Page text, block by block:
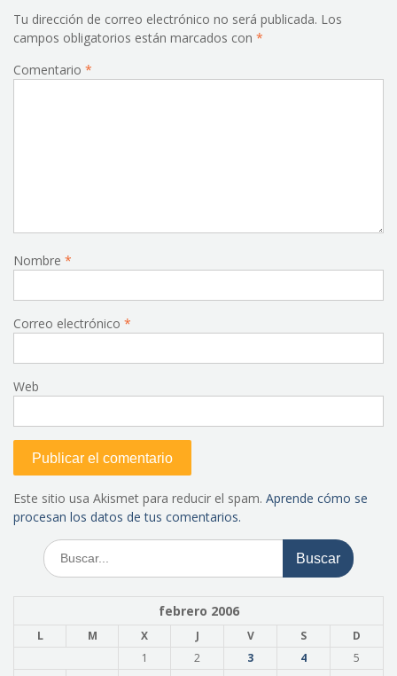
Tu dirección de correo electrónico no será publicada. Los
campos obligatorios están marcados con *
Comentario *
Nombre *
Correo electrónico *
Web
Este sitio usa Akismet para reducir el spam. Aprende cómo se
procesan los datos de tus comentarios.
Buscar:
febrero 2006
L M X J V S
D
1
2 3 4
5